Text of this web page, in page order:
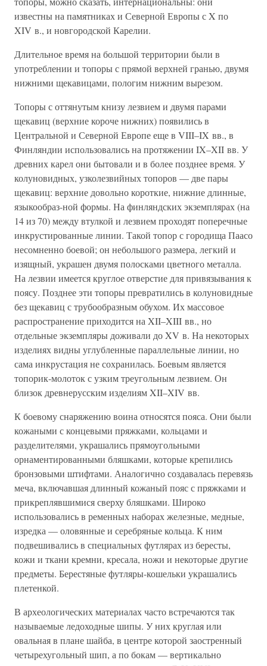
известны на памятниках и Северной Европы с X по
XIV в., и новгородской Карелии.
Длительное время на большой территории были в
употреблении и топоры с прямой верхней гранью, двумя
нижними щекавицами, пологим нижним вырезом.
Топоры с оттянутым книзу лезвием и двумя парами
щекавиц (верхние короче нижних) появились в
Центральной и Северной Европе еще в VIII–IX вв., в
Финляндии использовались на протяжении IX–XII вв. У
древних карел они бытовали и в более позднее время. У
колуновидных, узколезвийных топоров — две пары
щекавиц: верхние довольно короткие, нижние длинные,
языкообраз-ной формы. На финляндских экземплярах (на
14 из 70) между втулкой и лезвием проходят поперечные
инкрустированные линии. Такой топор с городища Паасо
несомненно боевой; он небольшого размера, легкий и
изящный, украшен двумя полосками цветного металла.
На лезвии имеется круглое отверстие для привязывания к
поясу. Позднее эти топоры превратились в колуновидные
без щекавиц с трубообразным обухом. Их массовое
распространение приходится на XII–XIII вв., но
отдельные экземпляры доживали до XV в. На некоторых
изделиях видны углубленные параллельные линии, но
сама инкрустация не сохранилась. Боевым является
топорик-молоток с узким треугольным лезвием. Он
близок древнерусским изделиям XII–XIV вв.
К боевому снаряжению воина относятся пояса. Они были
кожаными с концевыми пряжками, кольцами и
разделителями, украшались прямоугольными
орнаментированными бляшками, которые крепились
бронзовыми штифтами. Аналогично создавалась перевязь
меча, включавшая длинный кожаный пояс с пряжками и
прикреплявшимися сверху бляшками. Широко
использовались в ременных наборах железные, медные,
изредка — оловянные и серебряные кольца. К ним
подвешивались в специальных футлярах из бересты,
кожи и ткани кремни, кресала, ножи и некоторые другие
предметы. Берестяные футляры-кошельки украшались
плетенкой.
В археологических материалах часто встречаются так
называемые ледоходные шипы. У них круглая или
овальная в плане шайба, в центре которой заостренный
четырехугольный шип, а по бокам — вертикально